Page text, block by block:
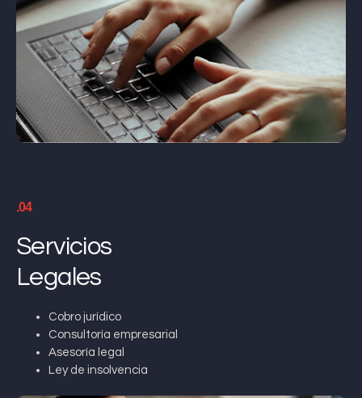
.04
Servicios
Legales
Cobro jurídico
Consultoría empresarial
Asesoría legal
Ley de insolvencia